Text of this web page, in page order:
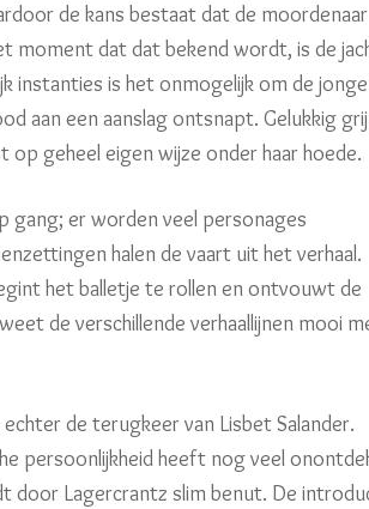
de kans bestaat dat de moordenaar
moment dat dat bekend wordt, is de
instanties is het onmogelijk om de
aan een aanslag ontsnapt. Gelukkig
geheel eigen wijze onder haar hoede.
gang; er worden veel personages
halen de vaart uit het verhaal.
het balletje te rollen en ontvouwt de
de verschillende verhaallijnen mooi
de terugkeer van Lisbet Salander.
persoonlijkheid heeft nog veel
door Lagercrantz slim benut. De